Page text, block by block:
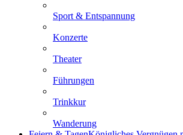
Sport & Entspannung
Konzerte
Theater
Führungen
Trinkkur
Wanderung